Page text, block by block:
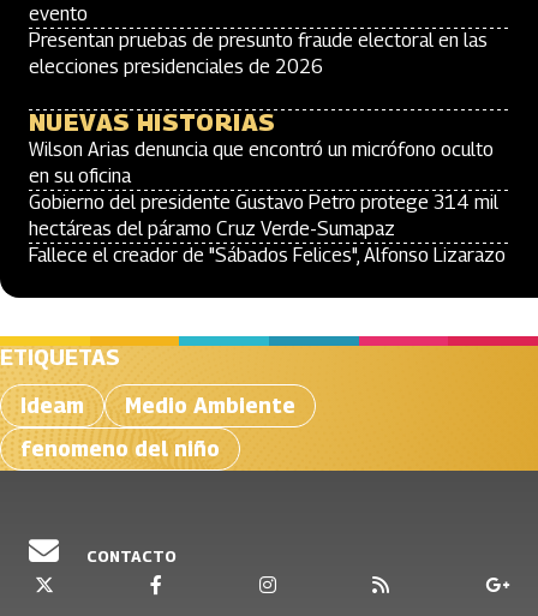
evento
Presentan pruebas de presunto fraude electoral en las
elecciones presidenciales de 2026
NUEVAS HISTORIAS
Wilson Arias denuncia que encontró un micrófono oculto
en su oficina
Gobierno del presidente Gustavo Petro protege 314 mil
hectáreas del páramo Cruz Verde-Sumapaz
Fallece el creador de "Sábados Felices", Alfonso Lizarazo
ETIQUETAS
Ideam
Medio Ambiente
fenomeno del niño
CONTACTO